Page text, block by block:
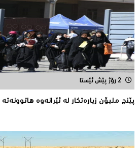
2 رۆژ پێش ئێستا
پێنج ملیۆن زیاره‌تكار له‌ ئێرانه‌وه‌